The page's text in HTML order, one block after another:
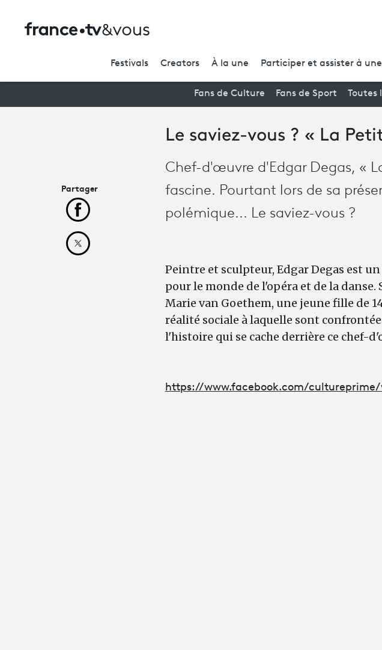
Festivals Creators À la une Participer et assister à
Fans de Culture Fans de Sport Toutes
Le saviez-vous ? « La
Chef-d'œuvre d'Edgar Degas, «
fascine. Pourtant lors de sa
polémique... Le saviez-vous ?
Peintre et sculpteur, Edgar Degas est
pour le monde de l'opéra et de la
Marie van Goethem, une jeune fille de
réalité sociale à laquelle sont
l'histoire qui se cache derrière ce chef-
https://www.facebook.com/cultureprime/
Partager
Partager cet article sur Facebook
Partager cet article sur X